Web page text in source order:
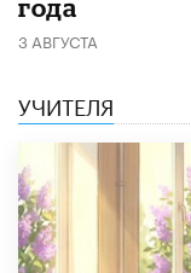
года
3 АВГУСТА
УЧИТЕЛЯ